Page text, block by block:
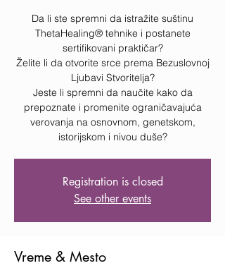
Da li ste spremni da istražite suštinu
ThetaHealing® tehnike i postanete
sertifikovani praktičar?
Želite li da otvorite srce prema Bezuslovnoj
Ljubavi Stvoritelja?
Jeste li spremni da naučite kako da
prepoznate i promenite ograničavajuća
verovanja na osnovnom, genetskom,
istorijskom i nivou duše?
Registration is closed
See other events
Vreme & Mesto